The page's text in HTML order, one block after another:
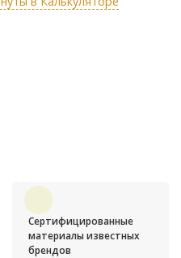
Сертифицированные
материалы известных
брендов